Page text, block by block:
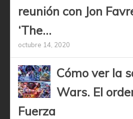
reunión con Jon
‘The...
octubre 14, 2020
Cómo ver la
Wars. El
Fuerza